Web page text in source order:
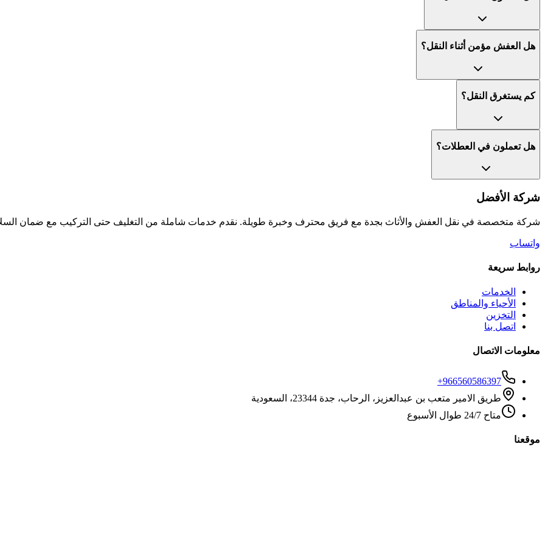
هل العفش مؤمن أثناء النقل؟
كم يستغرق النقل؟
هل تعملون في العطلات؟
شركة الأفضل
شركة متخصصة في نقل العفش والأثاث بجدة مع فريق محترف وخبرة طويلة. نقدم خدمات شاملة من التغليف حتى التركيب مع ضمان
واتساب
روابط سريعة
الخدمات
الأحياء والمناطق
التخزين
اتصل بنا
معلومات الاتصال
+966560586397
طريق الامير متعب بن عبدالعزيز، الرحاب، جدة 23344، السعودية
متاح 24/7 طوال الأسبوع
موقعنا